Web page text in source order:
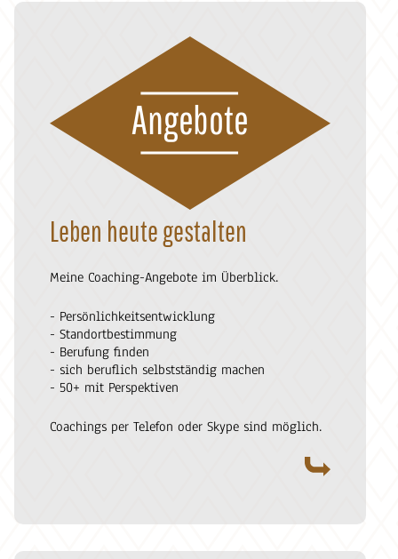
Angebote
Leben heute gestalten
Meine Coaching-Angebote im Überblick.
- Persönlichkeitsentwicklung
- Standortbestimmung
- Berufung finden
- sich beruflich selbstständig machen
- 50+ mit Perspektiven
Coachings per Telefon oder Skype sind möglich.